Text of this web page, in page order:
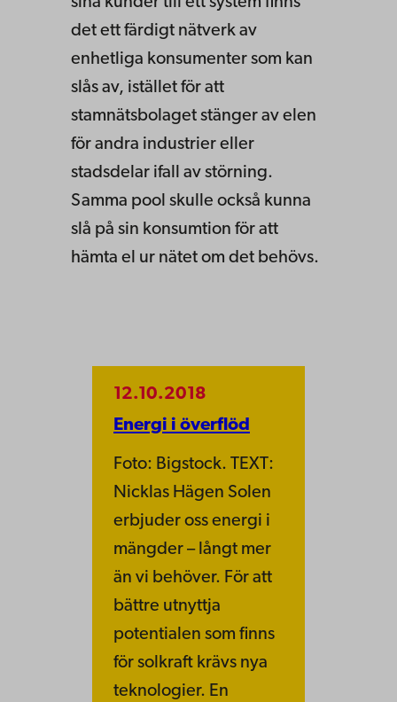
det ett färdigt nätverk av
enhetliga konsumenter som kan
slås av, istället för att
stamnätsbolaget stänger av elen
för andra industrier eller
stadsdelar ifall av störning.
Samma pool skulle också kunna
slå på sin konsumtion för att
hämta el ur nätet om det behövs.
12.10.2018
Energi i överflöd
Foto: Bigstock. TEXT:
Nicklas Hägen Solen
erbjuder oss energi i
mängder – långt mer
än vi behöver. För att
bättre utnyttja
potentialen som finns
för solkraft krävs nya
teknologier. En